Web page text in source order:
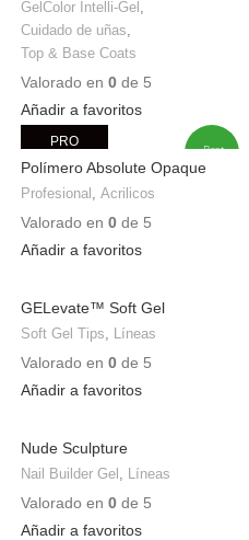
GelColor Intelli-Gel ,
Cuidado de uñas,
Top & Base Coats
Valorado en0 de 5
Añadir a favoritos
PRO Best
Polímero Absolute Opaque
Pink 20gr
Profesional ,Acrilicos
Valorado en0 de 5
Añadir a favoritos
GELevate™ Soft Gel
Extensions / Square Medium
Soft Gel Tips, Líneas
Valorado en0 de 5
Añadir a favoritos
Nude Sculpture
Nail Builder Gel , Líneas
Valorado en0 de 5
Añadir a favoritos